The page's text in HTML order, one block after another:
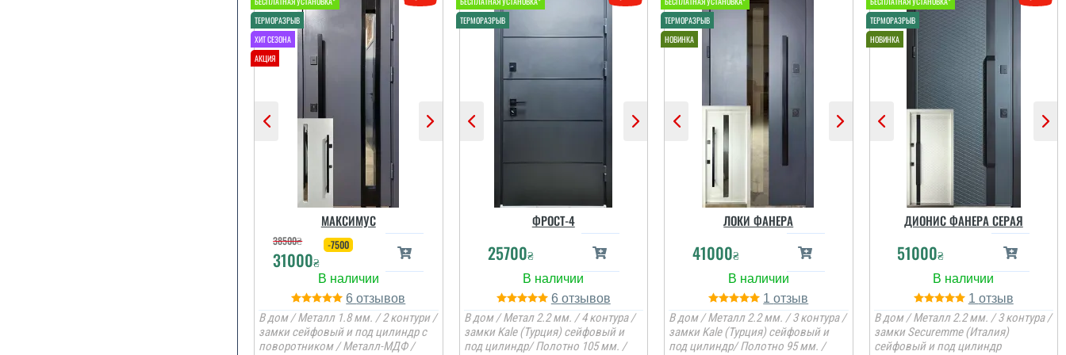
Олег
Сподобався конструктив
та наповненням. Тут ж
стеродур+мінвата і
фольгоізол ну і
терморозрив. Хлопці
установщик професійні
читати всі відгуки
Класний дизайн,надійне
читати всі відгуки
читати всі відгуки
МАКСИМУС
38500₴
31000₴
-7500
6
В дом / Металл 1.8 мм. / 2 контури /
замки сейфовый и под цилиндр с
поворотником / Металл-МДФ /
ФРОСТ-4
25700₴
6
В дом / Метал 2.2 мм. / 4 контура /
замки Kale (Турция) сейфовый и
под цилиндр/ Полотно 105 мм. /
ЛОКИ ФАНЕРА
41000₴
1
В дом / Металл 2.2 мм. / 3 контура /
замки Kale (Турция) сейфовый и
под цилиндр/ Полотно 95 мм. /
ДИОНИС ФАНЕРА СЕРАЯ
51000₴
1
В дом / Металл 2.2 мм. / 3 контура /
замки Securemme (Италия)
сейфовый и под цилиндр